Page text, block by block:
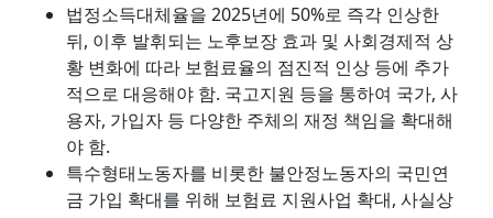
법정소득대체율을 2025년에 50%로 즉각 인상한
뒤, 이후 발휘되는 노후보장 효과 및 사회경제적 상
황 변화에 따라 보험료율의 점진적 인상 등에 추가
적으로 대응해야 함. 국고지원 등을 통하여 국가, 사
용자, 가입자 등 다양한 주체의 재정 책임을 확대해
야 함.
특수형태노동자를 비롯한 불안정노동자의 국민연
금 가입 확대를 위해 보험료 지원사업 확대, 사실상